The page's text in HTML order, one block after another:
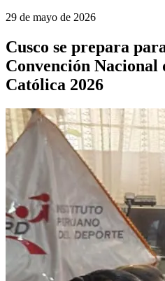
29 de mayo de 2026
Cusco se prepara
Convención Nacional
Católica 2026